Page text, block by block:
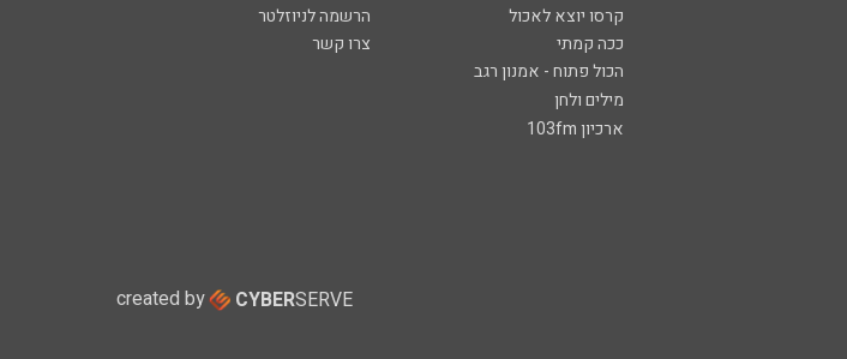
קרסו יוצא לאכול
הרשמה לניוזלטר
ככה קמתי
צרו קשר
הכול פתוח - אמנון רגב
מילים ולחן
ארכיון 103fm
created by CYBERSERVE